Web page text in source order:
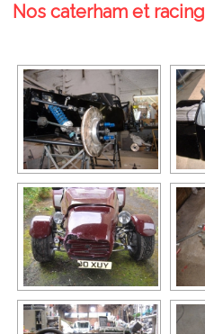
Nos caterham et racing